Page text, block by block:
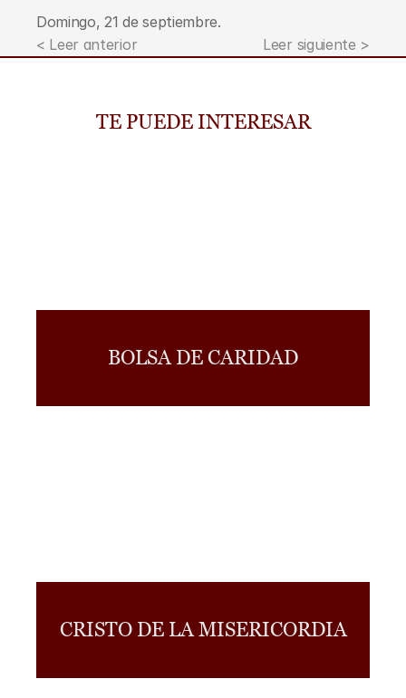
Domingo, 21 de septiembre.
< Leer anterior
Leer siguiente >
TE PUEDE INTERESAR
BOLSA DE CARIDAD
CRISTO DE LA MISERICORDIA